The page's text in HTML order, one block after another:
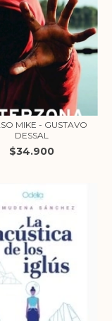
MIKE - GUSTAVO
DESSAL
$34.900